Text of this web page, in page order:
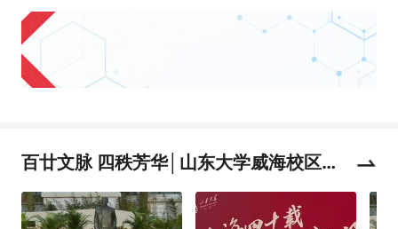
百廿文脉 四秩芳华│山东大学威海校区迎
来办学40周年